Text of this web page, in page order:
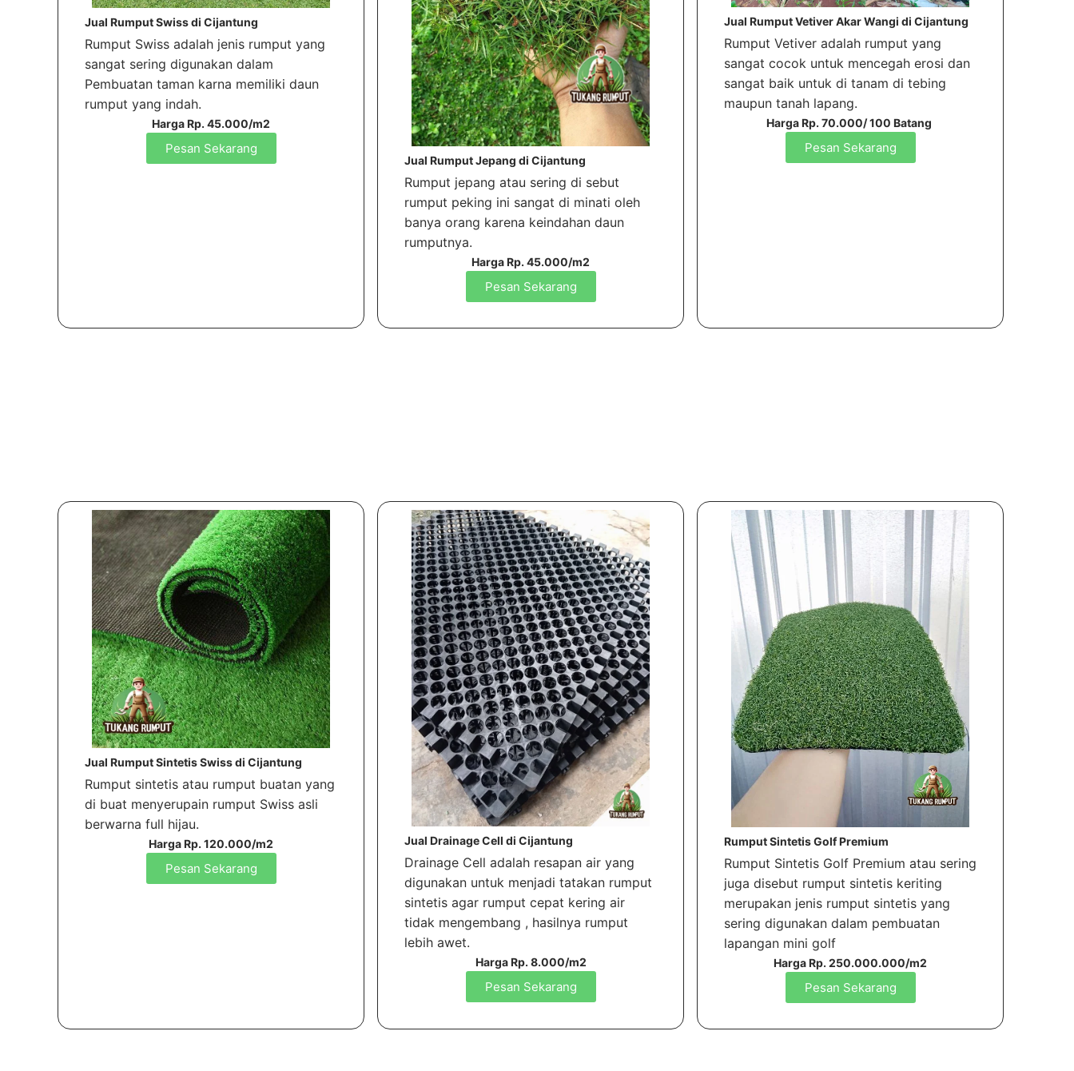
Jual Rumput Swiss di Cijantung
Rumput Swiss adalah jenis rumput yang
sangat sering digunakan dalam
Pembuatan taman karna memiliki daun
rumput yang indah.
Harga Rp. 45.000/m2
Pesan Sekarang
Jual Rumput Jepang di Cijantung
Rumput jepang atau sering di sebut
rumput peking ini sangat di minati oleh
banya orang karena keindahan daun
rumputnya.
Harga Rp. 45.000/m2
Pesan Sekarang
Jual Rumput Vetiver Akar Wangi di Cijantung
Rumput Vetiver adalah rumput yang
sangat cocok untuk mencegah erosi dan
sangat baik untuk di tanam di tebing
maupun tanah lapang.
Harga Rp. 70.000/ 100 Batang
Pesan Sekarang
Jual Rumput Sintetis Swiss di Cijantung
Rumput sintetis atau rumput buatan yang
di buat menyerupain rumput Swiss asli
berwarna full hijau.
Harga Rp. 120.000/m2
Pesan Sekarang
Jual Drainage Cell di Cijantung
Drainage Cell adalah resapan air yang
digunakan untuk menjadi tatakan rumput
sintetis agar rumput cepat kering air
tidak mengembang , hasilnya rumput
lebih awet.
Harga Rp. 8.000/m2
Pesan Sekarang
Rumput Sintetis Golf Premium
Rumput Sintetis Golf Premium atau sering
juga disebut rumput sintetis keriting
merupakan jenis rumput sintetis yang
sering digunakan dalam pembuatan
lapangan mini golf
Harga Rp. 250.000.000/m2
Pesan Sekarang